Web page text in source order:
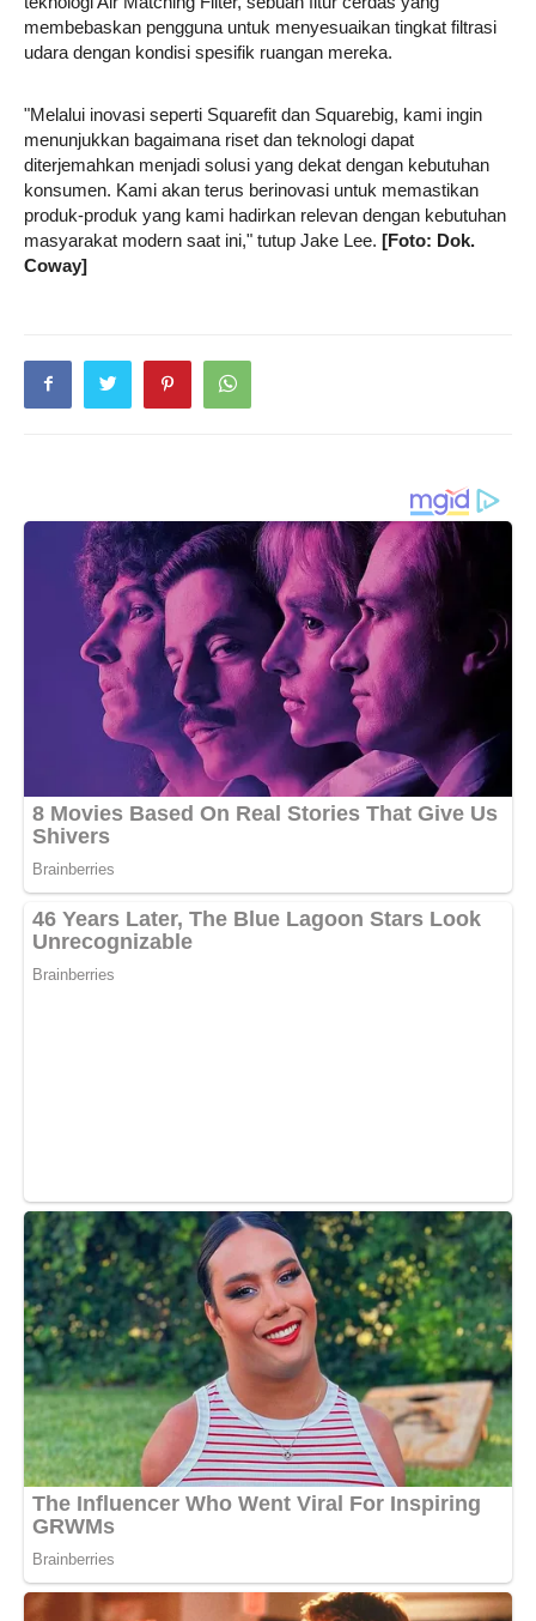
membebaskan pengguna untuk menyesuaikan tingkat filtrasi
udara dengan kondisi spesifik ruangan mereka.
"Melalui inovasi seperti Squarefit dan Squarebig, kami ingin
menunjukkan bagaimana riset dan teknologi dapat
diterjemahkan menjadi solusi yang dekat dengan kebutuhan
konsumen. Kami akan terus berinovasi untuk memastikan
produk-produk yang kami hadirkan relevan dengan kebutuhan
masyarakat modern saat ini," tutup Jake Lee. [Foto: Dok.
Coway]